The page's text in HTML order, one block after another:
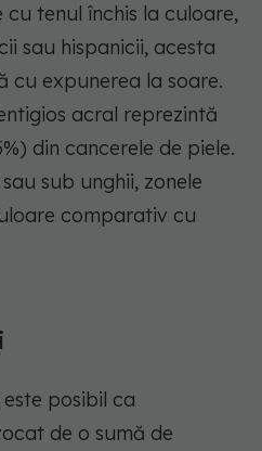
tenul închis la culoare,
sau hispanicii, acesta
cu expunerea la soare.
acral reprezintă
din cancerele de piele.
sub unghii, zonele
comparativ cu
posibil ca
de o sumă de